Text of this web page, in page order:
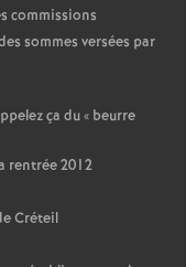
commissions
sommes versées par
ça du « beurre
rentrée 2012
Créteil